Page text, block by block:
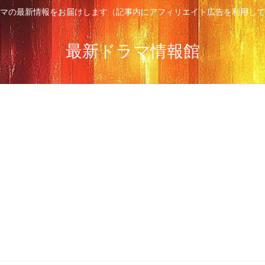
の最新情報をお届けします（記事内にアフィリエイト広告を利用し
最新ドラマ情報館